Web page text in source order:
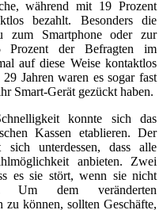
während mit 19 Prozent
bezahlt. Besonders die
zum Smartphone oder zur
Prozent der Befragten im
auf diese Weise kontaktlos
Jahren waren es sogar fast
Smart-Gerät gezückt haben.
konnte sich das
Kassen etablieren. Der
unterdessen, dass alle
anbieten. Zwei
es sie stört, wenn sie nicht
Um dem veränderten
zu können, sollten Geschäfte,